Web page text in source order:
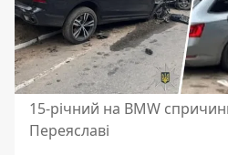
15-річний на BMW
Переяславі